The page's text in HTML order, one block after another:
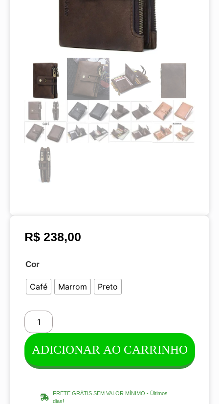
R$ 238,00
Cor
Café Marrom Preto
ADICIONAR AO CARRINHO
FRETE GRÁTIS SEM VALOR MÍNIMO - Últimos
dias!